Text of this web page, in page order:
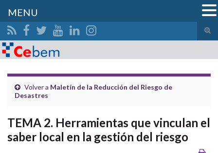
el
Search for:
Volver a Maletín de la Reducción del Riesgo de
Desastres
TEMA 2. Herramientas que vinculan el
saber local en la gestión del riesgo
MENU